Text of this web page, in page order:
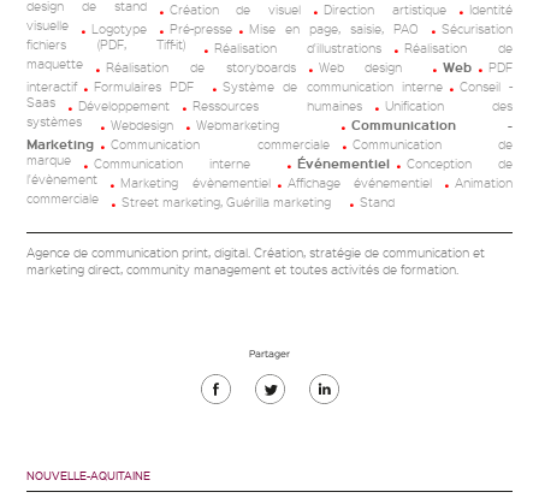
design de stand
Création de visuel Direction artistique
Identité
visuelle
Logotype Pré-presse Mise en page, saisie, PAO
Sécurisation
fichiers (PDF, Tiff-it)
Réalisation d'illustrations
Réalisation de
maquette
Réalisation de storyboards Web design Web
PDF
interactif
Formulaires PDF Système de communication interne
Conseil -
Saas
Développement Ressources humaines
Unification des
systèmes
Webdesign Webmarketing
Communication -
Marketing
Communication commerciale
Communication de
marque
Communication interne Événementiel
Conception de
l'évènement
Marketing évènementiel Affichage événementiel
Animation
commerciale
Street marketing, Guérilla marketing Stand
Agence de communication print, digital. Création, stratégie de communication et
marketing direct, community management et toutes activités de formation.
Partager
Partager
Partager
NOUVELLE-AQUITAINE